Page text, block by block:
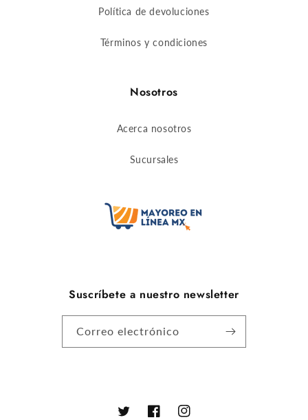
Política de devoluciones
Términos y condiciones
Nosotros
Acerca nosotros
Sucursales
Suscríbete a nuestro newsletter
Correo electrónico